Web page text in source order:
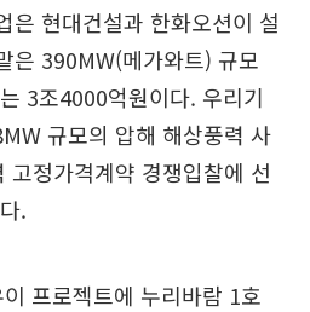
은 현대건설과 한화오션이 설
은 390MW(메가와트) 규모
3조4000억원이다. 우리기
규모의 압해 해상풍력 사
고정가격계약 경쟁입찰에 선
.
프로젝트에 누리바람 1호